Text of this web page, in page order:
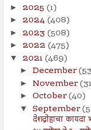
► 2025 (1)
► 2024(408)
► 2023 (508)
► 2022 (475)
▼ 2021(469)
► December
► November
► October(40)
▼ September
देशद्रोहाचा